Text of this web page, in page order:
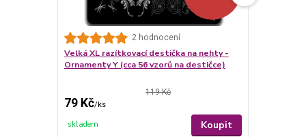
2 hodnocení
Velká XL razítkovací destička na nehty -
Ornamenty Y (cca 56 vzorů na destičce)
119 Kč
79 Kč/ks
skladem Koupit